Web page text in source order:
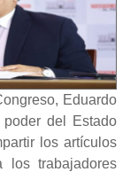
Eduardo
del Estado
los artículos
los trabajadores